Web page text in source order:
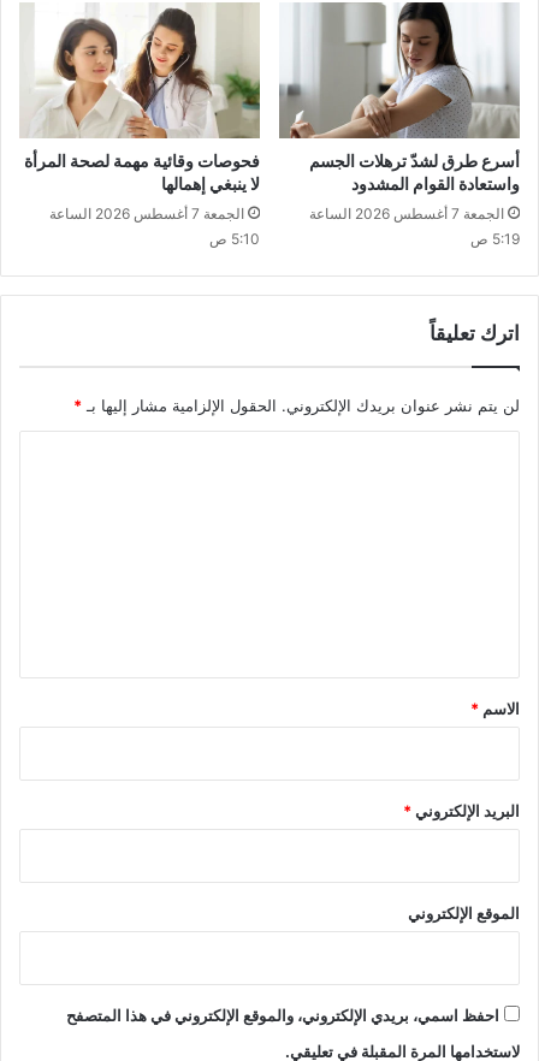
أسرع طرق لشدّ ترهلات الجسم
واستعادة القوام المشدود
الجمعة 7 أغسطس 2026 الساعة
5:19 ص
فحوصات وقائية مهمة لصحة المرأة
لا ينبغي إهمالها
الجمعة 7 أغسطس 2026 الساعة
5:10 ص
اترك تعليقاً
لن يتم نشر عنوان بريدك الإلكتروني. الحقول الإلزامية مشار إليها بـ *
*
الاسم *
البريد الإلكتروني*
الموقع الإلكتروني
احفظ اسمي، بريدي الإلكتروني، والموقع الإلكتروني في هذا المتصفح
لاستخدامها المرة المقبلة في تعليقي.